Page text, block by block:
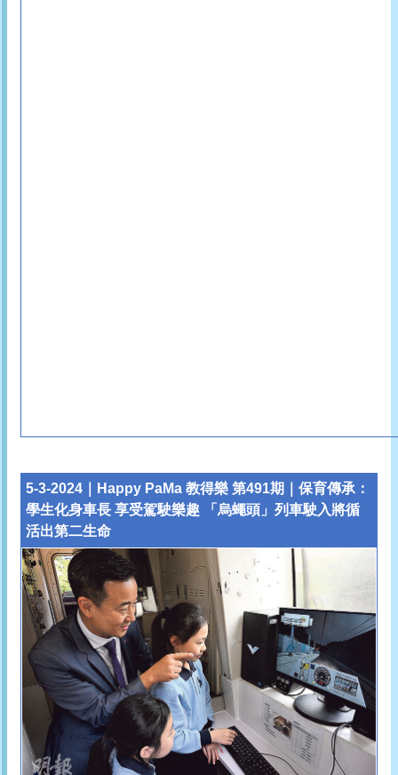
5-3-2024｜Happy PaMa 教得樂 第491期｜保育傳承：
學生化身車長 享受駕駛樂趣 「烏蠅頭」列車駛入將循
活出第二生命